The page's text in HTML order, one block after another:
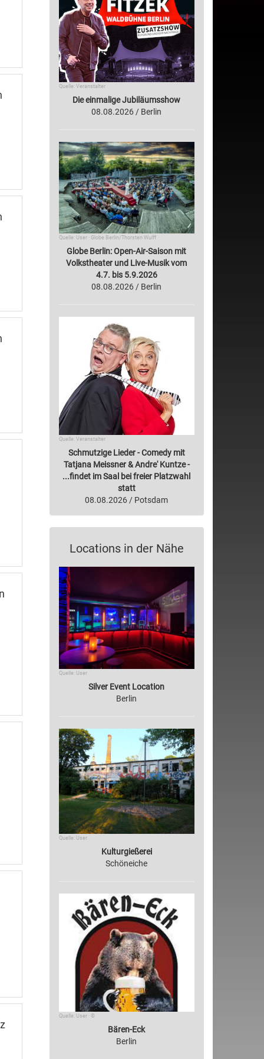
Quelle: Veranstalter
Die einmalige Jubiläumsshow
08.08.2026 / Berlin
Quelle: User · Globe Berlin/Thorsten Wulff
Globe Berlin: Open-Air-Saison mit
Volkstheater und Live-Musik vom
4.7. bis 5.9.2026
08.08.2026 / Berlin
Quelle: Veranstalter
Schmutzige Lieder - Comedy mit
Tatjana Meissner & Andre' Kuntze -
...findet im Saal bei freier Platzwahl
statt
08.08.2026 / Potsdam
Locations in der Nähe
Quelle: User
Silver Event Location
Berlin
Quelle: User
Kulturgießerei
Schöneiche
Quelle: User · ©
Bären-Eck
Berlin